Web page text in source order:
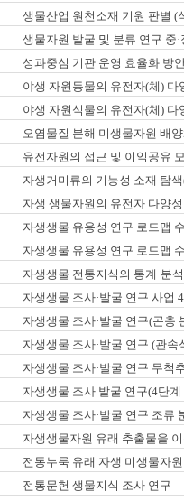
생물산업 원천소재 기원 판별 (
생물다양성 보전 관리 기반 구
생물자원 발굴 및 분류 연구 중
성과중심 기관 운영 효율화 방
야생 자원동물의 유전자(체) 다
야생 자원식물의 유전자(체) 다
오염물질 분해 미생물자원 배
유전자원의 접근 및 이익공유
자생거미류의 기능성 소재 탐
자생 생물자원의 유전자 다양
자생생물 유용성 연구 로드맵
사업
자생생물 유용성 연구 로드맵
종합계획 수립
자생생물 전통지식의 통계·분
자생생물 조사·발굴 연구 사업
자생생물 조사·발굴 연구(곤충
자생생물 조사·발굴 연구 (관
자생생물 조사·발굴 연구 무척
자생생물 조사 발굴 연구(4단
자생생물 조사·발굴 연구 조류
자생생물자원 유래 추출물을
전통누룩 유래 자생 미생물자
전통문헌 생물지식 조사 연구